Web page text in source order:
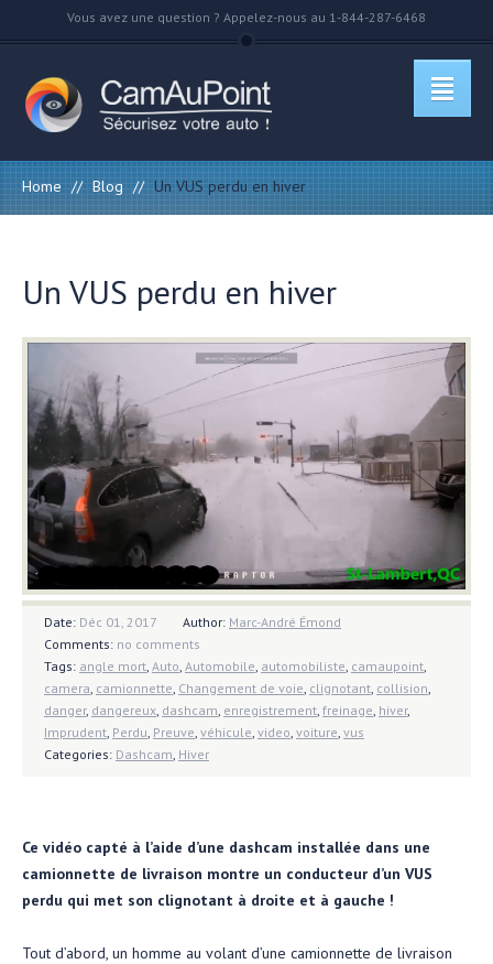
Vous avez une question ? Appelez-nous au 1-844-287-6468
Home // Blog // Un VUS perdu en hiver
Un VUS perdu en hiver
Date: Déc 01, 2017 Author: Marc-André Émond
Comments: no comments
Tags: angle mort Auto Automobile automobiliste camaupoint
camera camionnette Changement de voie clignotant collision
danger, dangereux dashcam enregistrement freinage hiver,
Imprudent Perdu Preuve véhicule video voiture vus
Categories: Dashcam Hiver
Ce vidéo capté à l’aide d’une dashcam installée dans une
camionnette de livraison montre un conducteur d’un VUS
perdu qui met son clignotant à droite et à gauche !
Tout d’abord, un homme au volant d’une camionnette de livraison